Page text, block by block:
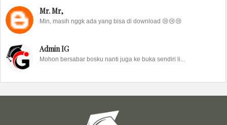
Mr. Mr,
Min, masih nggk ada yang bisa di download 😢😢😢
Admin IG
Mohon bersabar bosku nanti juga ke buka sendiri li...